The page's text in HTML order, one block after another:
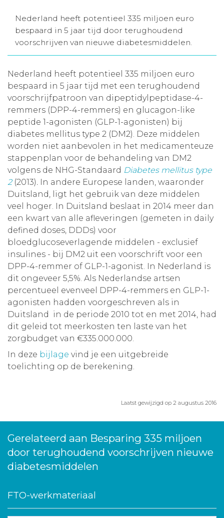
Aanmelden nieuwsbrief
Inloggen
Toegang leeromgeving
Nederland heeft potentieel 335 miljoen euro
bespaard in 5 jaar tijd door terughoudend
voorschrijven van nieuwe diabetesmiddelen.
Nederland heeft potentieel 335 miljoen euro
bespaard in 5 jaar tijd met een terughoudend
voorschrijfpatroon van dipeptidylpeptidase-4-
remmers (DPP-4-remmers) en glucagon-like
peptide 1-agonisten (GLP-1-agonisten) bij
diabetes mellitus type 2 (DM2). Deze middelen
worden niet aanbevolen in het medicamenteuze
stappenplan voor de behandeling van DM2
volgens de NHG-Standaard Diabetes mellitus type
2(2013). In andere Europese landen, waaronder
Duitsland, ligt het gebruik van deze middelen
veel hoger. In Duitsland beslaat in 2014 meer dan
een kwart van alle afleveringen (gemeten in daily
defined doses, DDDs) voor
bloedglucoseverlagende middelen - exclusief
insulines - bij DM2 uit een voorschrift voor een
DPP-4-remmer of GLP-1-agonist. In Nederland is
dit ongeveer 5,5%. Als Nederlandse artsen
percentueel evenveel DPP-4-remmers en GLP-1-
agonisten hadden voorgeschreven als in
Duitsland in de periode 2010 tot en met 2014, had
dit geleid tot meerkosten ten laste van het
zorgbudget van €335.000.000.
In deze bijlage vind je een uitgebreide
toelichting op de berekening.
Laatst gewijzigd op 2 augustus 2016
Gerelateerd aan Besparing 335 miljoen
door terughoudend voorschrijven nieuwe
diabetesmiddelen
FTO-werkmateriaal